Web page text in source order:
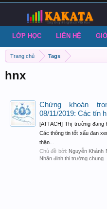
Trang chủ Tags
hnx
Chứng khoán
08/11/2019: Các tín
[ATTACH] Thị trường đang
Các thông tin tốt xấu đan
thận...
Chủ đề bởi: Nguyễn Khánh
Nhận định thị trường chung
LỚP HỌC LIÊN HỆ